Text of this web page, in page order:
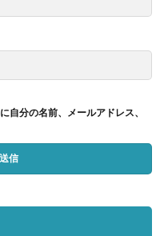
自分の名前、メールアドレス、